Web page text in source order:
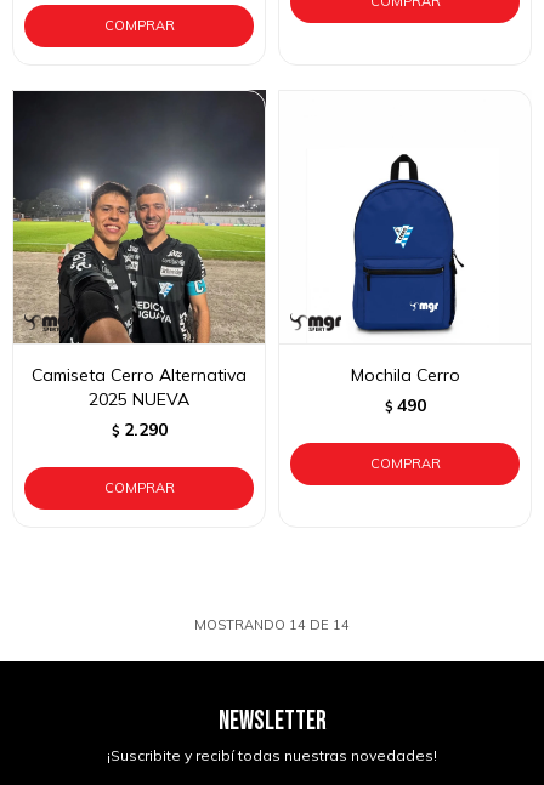
Camiseta Cerro Alternativa
2025 NUEVA
$ 2.290
Mochila Cerro
$ 490
MOSTRANDO 14 DE 14
NEWSLETTER
¡Suscribite y recibí todas nuestras novedades!